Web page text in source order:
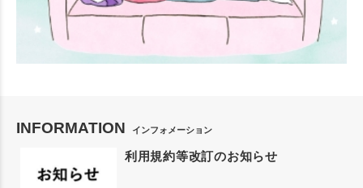
INFORMATION インフォメーション
利用規約等改訂のお知らせ